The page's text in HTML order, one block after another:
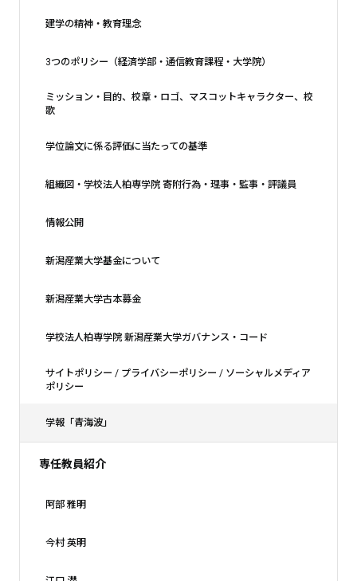
建学の精神・教育理念
3つのポリシー（経済学部・通信教育課程・大学院）
ミッション・目的、校章・ロゴ、マスコットキャラクター、校
歌
学位論文に係る評価に当たっての基準
組織図・学校法人柏専学院 寄附行為・理事・監事・評議員
情報公開
新潟産業大学基金について
新潟産業大学古本募金
学校法人柏専学院 新潟産業大学ガバナンス・コード
サイトポリシー / プライバシーポリシー / ソーシャルメディア
ポリシー
学報「青海波」
専任教員紹介
阿部 雅明
今村 英明